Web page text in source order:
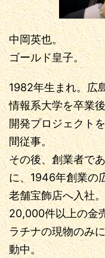
中岡英也。
ゴールド皇子。
1982年生まれ。広
情報系大学を卒業
開発プロジェクト
間従事。
その後、創業者で
に、1946年創業の
老舗宝飾店へ入社。
20,000件以上の金
ラチナの現物のみ
動中。